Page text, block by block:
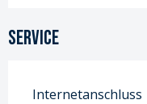
Service
Internetanschluss